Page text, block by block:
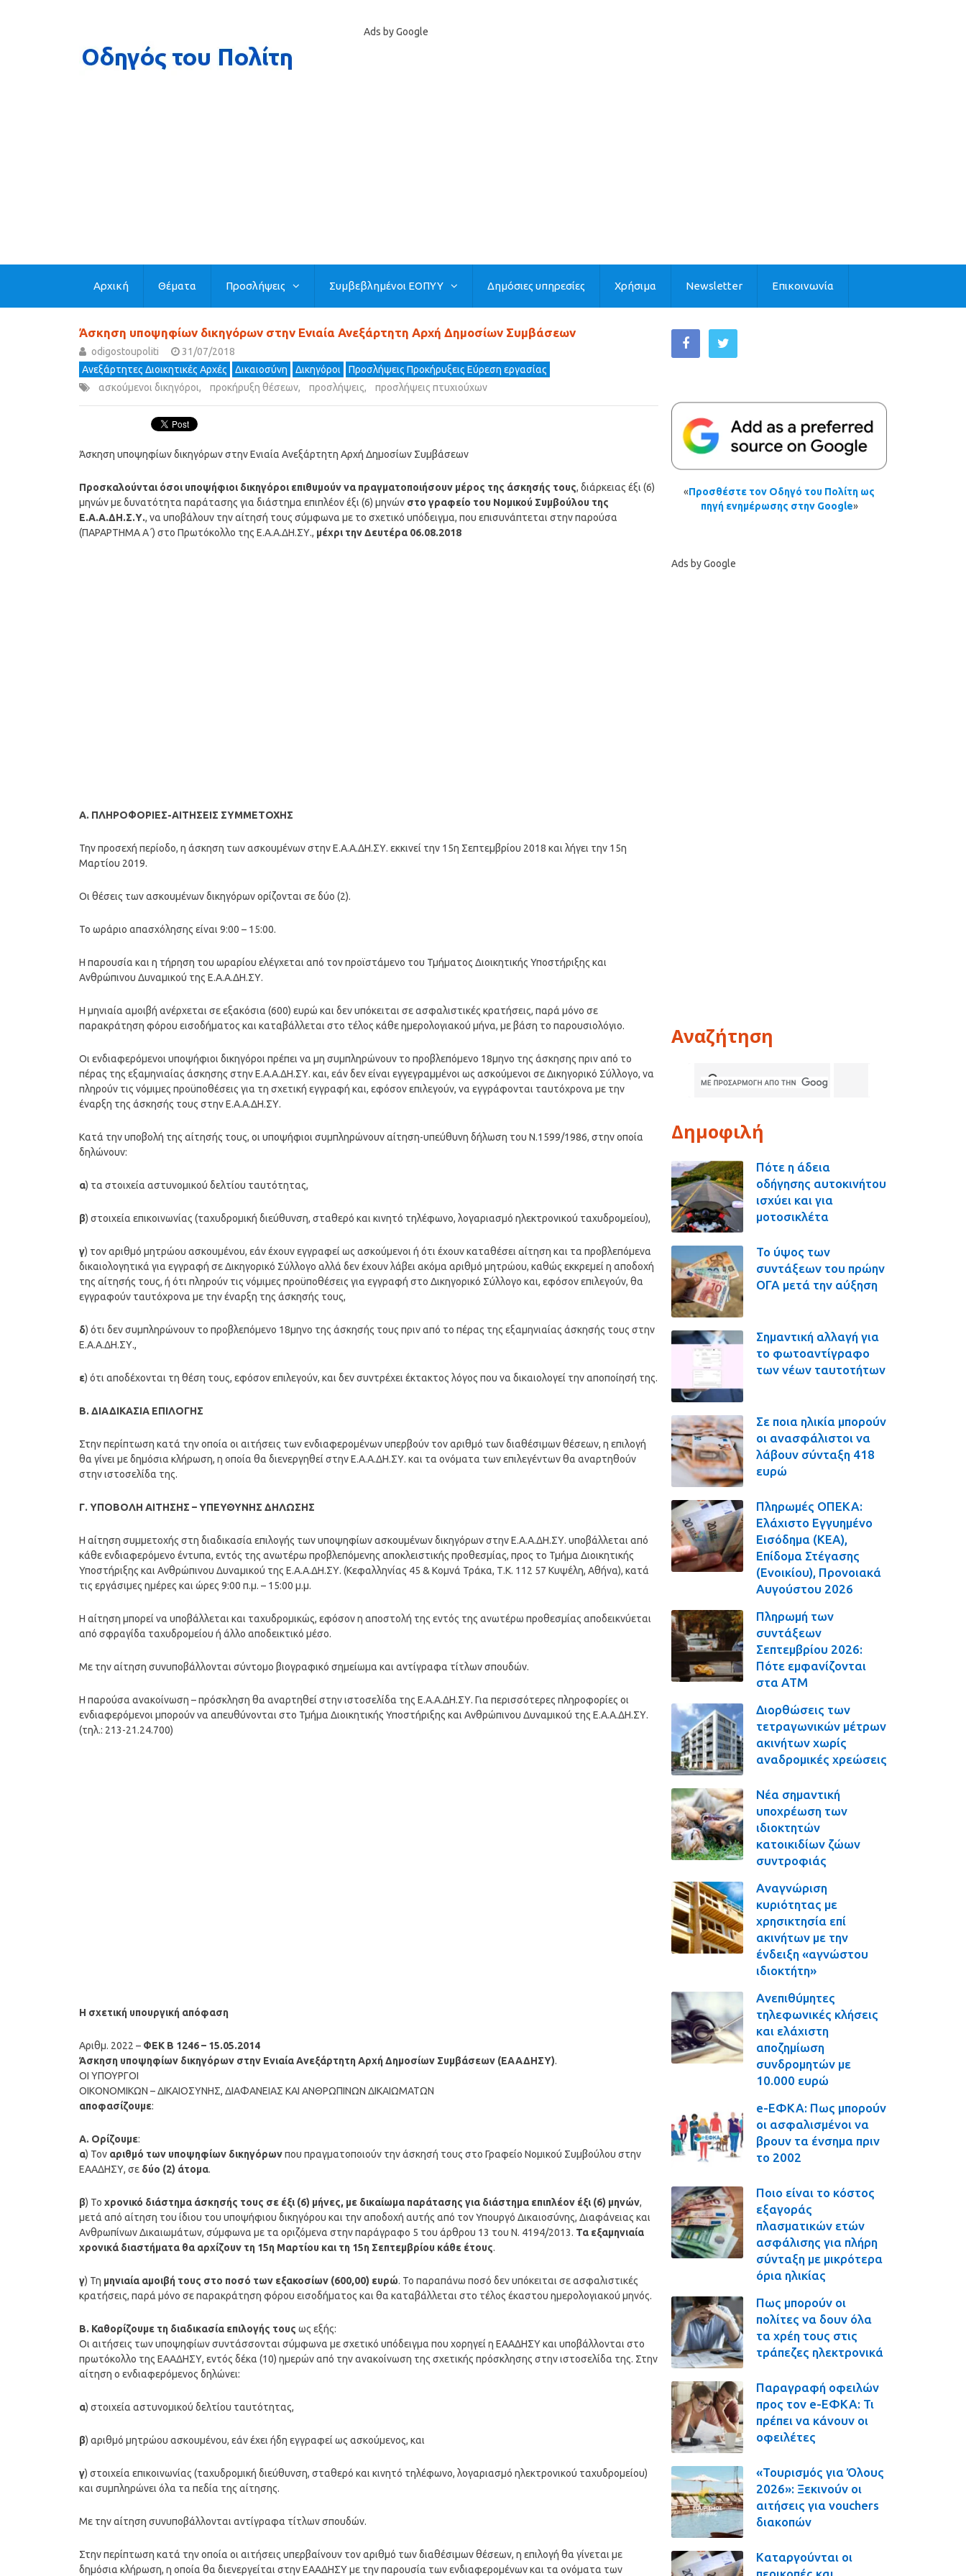
Ads by Google
Αρχική Θέματα Προσλήψεις Συμβεβλημένοι ΕΟΠΥΥ Δημόσιες υπηρεσίες Χρήσιμα Newsletter Επικοινωνία
Άσκηση υποψηφίων δικηγόρων στην Ενιαία Ανεξάρτητη Αρχή Δημοσίων Συμβάσεων
odigostoupoliti
31/07/2018
Ανεξάρτητες Διοικητικές Αρχές
Δικαιοσύνη Δικηγόροι
Προσλήψεις Προκήρυξεις Εύρεση εργασίας
ασκούμενοι δικηγόροι, προκήρυξη θέσεων, προσλήψεις, προσλήψεις πτυχιούχων
Άσκηση υποψηφίων δικηγόρων στην Ενιαία Ανεξάρτητη Αρχή Δημοσίων Συμβάσεων
Προσκαλούνται όσοι υποψήφιοι δικηγόροι επιθυμούν να πραγματοποιήσουν μέρος της άσκησής τους, διάρκειας έξι (6)
μηνών με δυνατότητα παράτασης για διάστημα επιπλέον έξι (6) μηνών στο γραφείο του Νομικού Συμβούλου της
Ε.Α.Α.ΔΗ.Σ.Υ., να υποβάλουν την αίτησή τους σύμφωνα με το σχετικό υπόδειγμα, που επισυνάπτεται στην παρούσα
(ΠΑΡΑΡΤΗΜΑ Α΄) στο Πρωτόκολλο της Ε.Α.Α.ΔΗ.ΣΥ., μέχρι την Δευτέρα 06.08.2018
Α. ΠΛΗΡΟΦΟΡΙΕΣ-ΑΙΤΗΣΕΙΣ ΣΥΜΜΕΤΟΧΗΣ
Την προσεχή περίοδο, η άσκηση των ασκουμένων στην Ε.Α.Α.ΔΗ.ΣΥ. εκκινεί την 15η Σεπτεμβρίου 2018 και λήγει την 15η
Μαρτίου 2019.
Οι θέσεις των ασκουμένων δικηγόρων ορίζονται σε δύο (2).
Το ωράριο απασχόλησης είναι 9:00 – 15:00.
Η παρουσία και η τήρηση του ωραρίου ελέγχεται από τον προϊστάμενο του Τμήματος Διοικητικής Υποστήριξης και
Ανθρώπινου Δυναμικού της Ε.Α.Α.ΔΗ.ΣΥ.
Η μηνιαία αμοιβή ανέρχεται σε εξακόσια (600) ευρώ και δεν υπόκειται σε ασφαλιστικές κρατήσεις, παρά μόνο σε
παρακράτηση φόρου εισοδήματος και καταβάλλεται στο τέλος κάθε ημερολογιακού μήνα, με βάση το παρουσιολόγιο.
Οι ενδιαφερόμενοι υποψήφιοι δικηγόροι πρέπει να μη συμπληρώνουν το προβλεπόμενο 18μηνο της άσκησης πριν από το
πέρας της εξαμηνιαίας άσκησης στην Ε.Α.Α.ΔΗ.ΣΥ. και, εάν δεν είναι εγγεγραμμένοι ως ασκούμενοι σε Δικηγορικό Σύλλογο, να
πληρούν τις νόμιμες προϋποθέσεις για τη σχετική εγγραφή και, εφόσον επιλεγούν, να εγγράφονται ταυτόχρονα με την
έναρξη της άσκησής τους στην Ε.Α.Α.ΔΗ.ΣΥ.
Κατά την υποβολή της αίτησής τους, οι υποψήφιοι συμπληρώνουν αίτηση-υπεύθυνη δήλωση του Ν.1599/1986, στην οποία
δηλώνουν:
α) τα στοιχεία αστυνομικού δελτίου ταυτότητας,
β) στοιχεία επικοινωνίας (ταχυδρομική διεύθυνση, σταθερό και κινητό τηλέφωνο, λογαριασμό ηλεκτρονικού ταχυδρομείου),
γ) τον αριθμό μητρώου ασκουμένου, εάν έχουν εγγραφεί ως ασκούμενοι ή ότι έχουν καταθέσει αίτηση και τα προβλεπόμενα
δικαιολογητικά για εγγραφή σε Δικηγορικό Σύλλογο αλλά δεν έχουν λάβει ακόμα αριθμό μητρώου, καθώς εκκρεμεί η αποδοχή
της αίτησής τους, ή ότι πληρούν τις νόμιμες προϋποθέσεις για εγγραφή στο Δικηγορικό Σύλλογο και, εφόσον επιλεγούν, θα
εγγραφούν ταυτόχρονα με την έναρξη της άσκησής τους,
δ) ότι δεν συμπληρώνουν το προβλεπόμενο 18μηνο της άσκησής τους πριν από το πέρας της εξαμηνιαίας άσκησής τους στην
Ε.Α.Α.ΔΗ.ΣΥ.,
ε) ότι αποδέχονται τη θέση τους, εφόσον επιλεγούν, και δεν συντρέχει έκτακτος λόγος που να δικαιολογεί την αποποίησή της.
B. ΔΙΑΔΙΚΑΣΙΑ ΕΠΙΛΟΓΗΣ
Στην περίπτωση κατά την οποία οι αιτήσεις των ενδιαφερομένων υπερβούν τον αριθμό των διαθέσιμων θέσεων, η επιλογή
θα γίνει με δημόσια κλήρωση, η οποία θα διενεργηθεί στην Ε.Α.Α.ΔΗ.ΣΥ. και τα ονόματα των επιλεγέντων θα αναρτηθούν
στην ιστοσελίδα της.
Γ. ΥΠΟΒΟΛΗ ΑΙΤΗΣΗΣ – ΥΠΕΥΘΥΝΗΣ ΔΗΛΩΣΗΣ
Η αίτηση συμμετοχής στη διαδικασία επιλογής των υποψηφίων ασκουμένων δικηγόρων στην Ε.Α.Α.ΔΗ.ΣΥ. υποβάλλεται από
κάθε ενδιαφερόμενο έντυπα, εντός της ανωτέρω προβλεπόμενης αποκλειστικής προθεσμίας, προς το Τμήμα Διοικητικής
Υποστήριξης και Ανθρώπινου Δυναμικού της Ε.Α.Α.ΔΗ.ΣΥ. (Κεφαλληνίας 45 & Κομνά Τράκα, Τ.Κ. 112 57 Κυψέλη, Αθήνα), κατά
τις εργάσιμες ημέρες και ώρες 9:00 π.μ. – 15:00 μ.μ.
Η αίτηση μπορεί να υποβάλλεται και ταχυδρομικώς, εφόσον η αποστολή της εντός της ανωτέρω προθεσμίας αποδεικνύεται
από σφραγίδα ταχυδρομείου ή άλλο αποδεικτικό μέσο.
Με την αίτηση συνυποβάλλονται σύντομο βιογραφικό σημείωμα και αντίγραφα τίτλων σπουδών.
Η παρούσα ανακοίνωση – πρόσκληση θα αναρτηθεί στην ιστοσελίδα της Ε.Α.Α.ΔΗ.ΣΥ. Για περισσότερες πληροφορίες οι
ενδιαφερόμενοι μπορούν να απευθύνονται στο Τμήμα Διοικητικής Υποστήριξης και Ανθρώπινου Δυναμικού της Ε.Α.Α.ΔΗ.ΣΥ.
(τηλ.: 213-21.24.700)
Η σχετική υπουργική απόφαση
Αριθμ. 2022 – ΦΕΚ Β 1246 – 15.05.2014
Άσκηση υποψηφίων δικηγόρων στην Ενιαία Ανεξάρτητη Αρχή Δημοσίων Συμβάσεων (ΕΑΑΔΗΣΥ).
ΟΙ ΥΠΟΥΡΓΟΙ
ΟΙΚΟΝΟΜΙΚΩΝ – ΔΙΚΑΙΟΣΥΝΗΣ, ΔΙΑΦΑΝΕΙΑΣ ΚΑΙ ΑΝΘΡΩΠΙΝΩΝ ΔΙΚΑΙΩΜΑΤΩΝ
αποφασίζουμε:
Α. Ορίζουμε:
α) Τον αριθμό των υποψηφίων δικηγόρωνπου πραγματοποιούν την άσκησή τους στο Γραφείο Νομικού Συμβούλου στην
ΕΑΑΔΗΣΥ, σε δύο (2) άτομα.
β) Το χρονικό διάστημα άσκησής τους σε έξι (6) μήνες, με δικαίωμα παράτασης για διάστημα επιπλέον έξι (6) μηνών,
μετά από αίτηση του ίδιου του υποψήφιου δικηγόρου και την αποδοχή αυτής από τον Υπουργό Δικαιοσύνης, Διαφάνειας και
Ανθρωπίνων Δικαιωμάτων, σύμφωνα με τα οριζόμενα στην παράγραφο 5 του άρθρου 13 του Ν. 4194/2013. Τα εξαμηνιαία
χρονικά διαστήματα θα αρχίζουν τη 15η Μαρτίου και τη 15η Σεπτεμβρίου κάθε έτους.
γ) Τη μηνιαία αμοιβή τους στο ποσό των εξακοσίων (600,00) ευρώ. Το παραπάνω ποσό δεν υπόκειται σε ασφαλιστικές
κρατήσεις, παρά μόνο σε παρακράτηση φόρου εισοδήματος και θα καταβάλλεται στο τέλος έκαστου ημερολογιακού μηνός.
Β. Καθορίζουμε τη διαδικασία επιλογής τους ως εξής:
Οι αιτήσεις των υποψηφίων συντάσσονται σύμφωνα με σχετικό υπόδειγμα που χορηγεί η ΕΑΑΔΗΣΥ και υποβάλλονται στο
πρωτόκολλο της ΕΑΑΔΗΣΥ, εντός δέκα (10) ημερών από την ανακοίνωση της σχετικής πρόσκλησης στην ιστοσελίδα της. Στην
αίτηση ο ενδιαφερόμενος δηλώνει:
α) στοιχεία αστυνομικού δελτίου ταυτότητας,
β) αριθμό μητρώου ασκουμένου, εάν έχει ήδη εγγραφεί ως ασκούμενος, και
γ) στοιχεία επικοινωνίας (ταχυδρομική διεύθυνση, σταθερό και κινητό τηλέφωνο, λογαριασμό ηλεκτρονικού ταχυδρομείου)
και συμπληρώνει όλα τα πεδία της αίτησης.
Με την αίτηση συνυποβάλλονται αντίγραφα τίτλων σπουδών.
Στην περίπτωση κατά την οποία οι αιτήσεις υπερβαίνουν τον αριθμό των διαθέσιμων θέσεων, η επιλογή θα γίνεται με
δημόσια κλήρωση, η οποία θα διενεργείται στην ΕΑΑΔΗΣΥ με την παρουσία των ενδιαφερομένων και τα ονόματα των
«Προσθέστε τον Οδηγό του Πολίτη ως
πηγή ενημέρωσης στην Google»
Ads by Google
Αναζήτηση
Δημοφιλή
Πότε η άδεια
οδήγησης αυτοκινήτου
ισχύει και για
μοτοσικλέτα
Το ύψος των
συντάξεων του πρώην
ΟΓΑ μετά την αύξηση
Σημαντική αλλαγή για
το φωτοαντίγραφο
των νέων ταυτοτήτων
Σε ποια ηλικία μπορούν
οι ανασφάλιστοι να
λάβουν σύνταξη 418
ευρώ
Πληρωμές ΟΠΕΚΑ:
Ελάχιστο Εγγυημένο
Εισόδημα (ΚΕΑ),
Επίδομα Στέγασης
(Ενοικίου), Προνοιακά
Αυγούστου 2026
Πληρωμή των
συντάξεων
Σεπτεμβρίου 2026:
Πότε εμφανίζονται
στα ΑΤΜ
Διορθώσεις των
τετραγωνικών μέτρων
ακινήτων χωρίς
αναδρομικές χρεώσεις
Νέα σημαντική
υποχρέωση των
ιδιοκτητών
κατοικιδίων ζώων
συντροφιάς
Αναγνώριση
κυριότητας με
χρησικτησία επί
ακινήτων με την
ένδειξη «αγνώστου
ιδιοκτήτη»
Ανεπιθύμητες
τηλεφωνικές κλήσεις
και ελάχιστη
αποζημίωση
συνδρομητών με
10.000 ευρώ
e-ΕΦΚΑ: Πως μπορούν
οι ασφαλισμένοι να
βρουν τα ένσημα πριν
το 2002
Ποιο είναι το κόστος
εξαγοράς
πλασματικών ετών
ασφάλισης για πλήρη
σύνταξη με μικρότερα
όρια ηλικίας
Πως μπορούν οι
πολίτες να δουν όλα
τα χρέη τους στις
τράπεζες ηλεκτρονικά
Παραγραφή οφειλών
προς τον e-ΕΦΚΑ: Τι
πρέπει να κάνουν οι
οφειλέτες
«Τουρισμός για Όλους
2026»: Ξεκινούν οι
αιτήσεις για vouchers
διακοπών
Καταργούνται οι